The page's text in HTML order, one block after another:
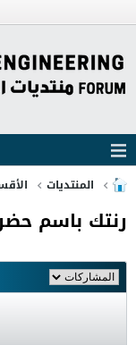
المنتديات
رنتك باسم